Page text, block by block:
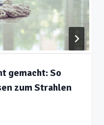
gemacht: So
zum Strahlen